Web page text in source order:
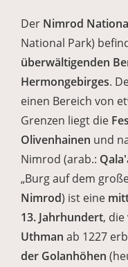
Der Nimrod
National Park)
überwältigenden
Hermongebirges.
einen Bereich von
Grenzen liegt die
Olivenhainen und
Nimrod (arab.:
„Burg auf dem
Nimrod) ist eine
13. Jahrhundert, die
Uthman ab 1227
der Golanhöhen